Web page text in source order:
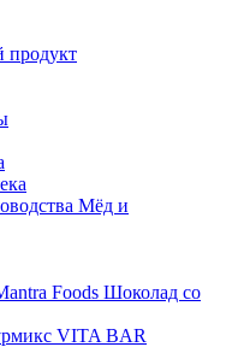
Мёд и
Шоколад со
VITA BAR